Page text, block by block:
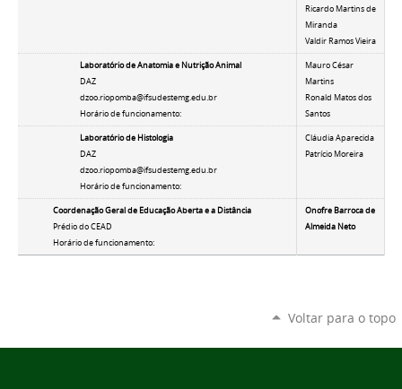
Ricardo Martins de
Miranda
Valdir Ramos Vieira
Laboratório de Anatomia e Nutrição Animal
DAZ
dzoo.riopomba@ifsudestemg.edu.br
Horário de funcionamento:
Mauro César
Martins
Ronald Matos dos
Santos
Laboratório de Histologia
DAZ
dzoo.riopomba@ifsudestemg.edu.br
Horário de funcionamento:
Cláudia Aparecida
Patrício Moreira
Coordenação Geral de Educação Aberta e a Distância
Prédio do CEAD
Horário de funcionamento:
Onofre Barroca de
Almeida Neto
Voltar para o topo